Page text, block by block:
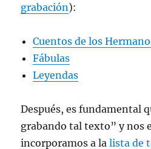
grabación):
Cuentos de los
Fábulas
Leyendas
Después, es fundamental
grabando tal texto” y nos
incorporamos a lalista de